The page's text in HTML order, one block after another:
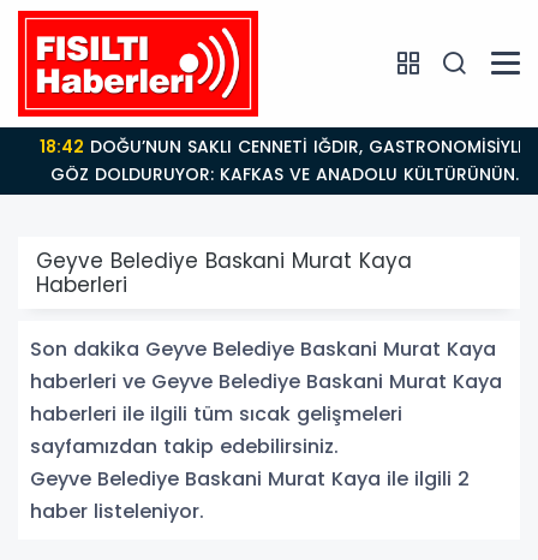
18:42DOĞU’NUN SAKLI CENNETİ IĞDIR, GASTRONOMİSİYLE
GÖZ DOLDURUYOR: KAFKAS VE ANADOLU KÜLTÜRÜNÜN
BULUŞMA NOKTASI
Geyve Belediye Baskani Murat Kaya
Haberleri
Son dakika Geyve Belediye Baskani Murat Kaya
haberleri ve Geyve Belediye Baskani Murat Kaya
haberleri ile ilgili tüm sıcak gelişmeleri
sayfamızdan takip edebilirsiniz.
Geyve Belediye Baskani Murat Kaya ile ilgili 2
haber listeleniyor.